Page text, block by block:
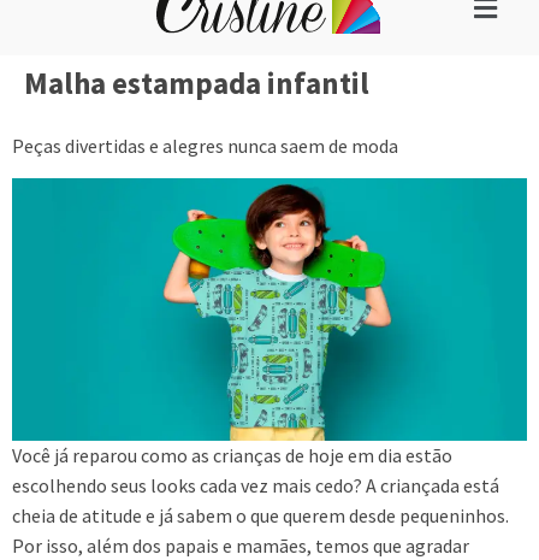
Malha estampada infantil
Peças divertidas e alegres nunca saem de moda
Você já reparou como as crianças de hoje em dia estão
escolhendo seus looks cada vez mais cedo? A criançada está
cheia de atitude e já sabem o que querem desde pequeninhos.
Por isso, além dos papais e mamães, temos que agradar